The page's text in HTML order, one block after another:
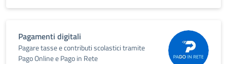
Pagamenti digitali
Pagare tasse e contributi scolastici tramite
Pago Online e Pago in Rete